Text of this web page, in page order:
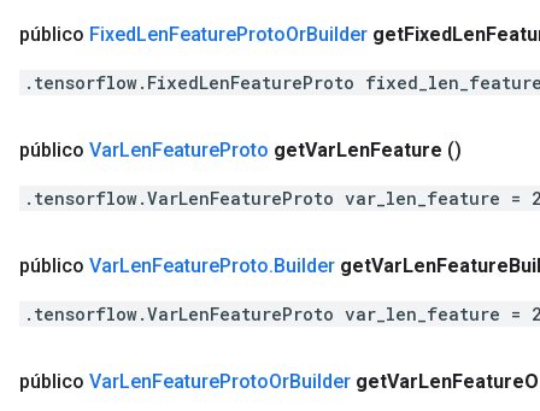
público FixedLenFeatureProtoOrBuilder getFixedLen
.tensorflow.FixedLenFeatureProto
público VarLenFeatureProto getVarLenFeature ()
.tensorflow.VarLenFeatureProto var_len_feature =
público VarLenFeatureProto.Builder getVarLenFeature
.tensorflow.VarLenFeatureProto var_len_feature =
público VarLenFeatureProtoOrBuilder getVarLenFeature